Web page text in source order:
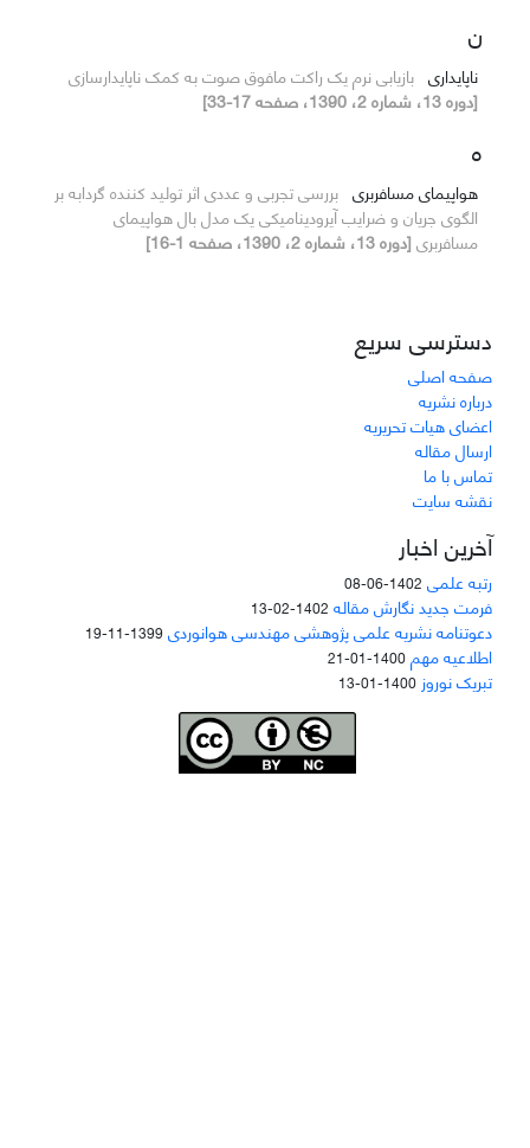
ن
ناپایداری بازیابی نرم یک راکت مافوق صوت به کمک ناپایدارسازی
[دوره 13، شماره 2، 1390، صفحه 17-33]
ه
هواپیمای مسافربری بررسی تجربی و عددی اثر تولید کننده گردابه بر
الگوی جریان و ضرایب آیرودینامیکی یک مدل بال هواپیمای
مسافربری [دوره 13، شماره 2، 1390، صفحه 1-16]
دسترسی سریع
صفحه اصلی
درباره نشریه
اعضای هیات تحریریه
ارسال مقاله
تماس با ما
نقشه سایت
آخرین اخبار
رتبه علمی 1402-06-08
فرمت جدید نگارش مقاله 1402-02-13
دعوتنامه نشریه علمی پژوهشی مهندسی هوانوردی1399-11-19
اطلاعیه مهم1400-01-21
تبریک نوروز 1400-01-13